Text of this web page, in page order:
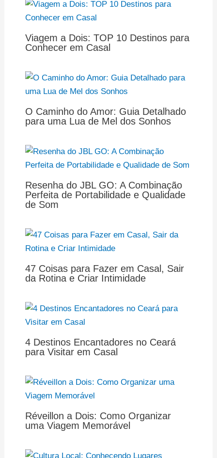
Viagem a Dois: TOP 10 Destinos para
Conhecer em Casal
O Caminho do Amor: Guia Detalhado
para uma Lua de Mel dos Sonhos
Resenha do JBL GO: A Combinação
Perfeita de Portabilidade e Qualidade
de Som
47 Coisas para Fazer em Casal, Sair
da Rotina e Criar Intimidade
4 Destinos Encantadores no Ceará
para Visitar em Casal
Réveillon a Dois: Como Organizar
uma Viagem Memorável